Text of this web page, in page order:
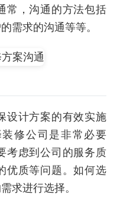
常，沟通的方法包括
需求的沟通等等。
设计方案的有效实施
修公司是非常必要
考虑到公司的服务质
优质等问题。如何选
求进行选择。